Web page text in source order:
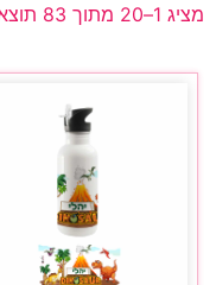
מציג 1–20 מתוך 83 תוצאות